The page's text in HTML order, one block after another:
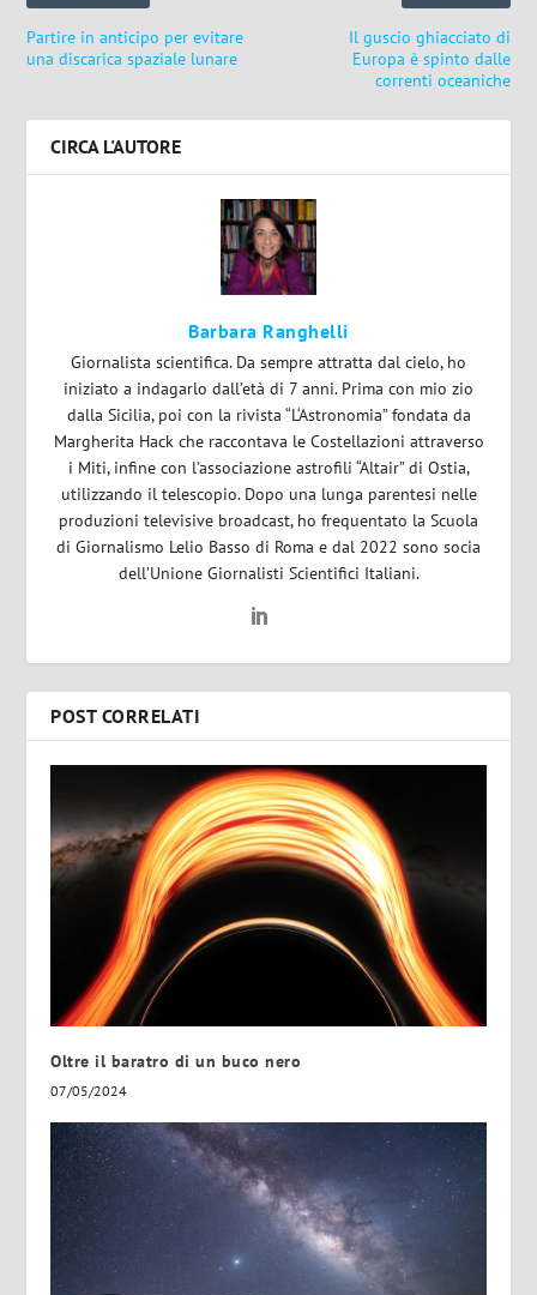
Partire in anticipo per evitare
una discarica spaziale lunare
Il guscio ghiacciato di
Europa è spinto dalle
correnti oceaniche
CIRCA L'AUTORE
Barbara Ranghelli
Giornalista scientifica. Da sempre attratta dal cielo, ho
iniziato a indagarlo dall’età di 7 anni. Prima con mio zio
dalla Sicilia, poi con la rivista “L‘Astronomia” fondata da
Margherita Hack che raccontava le Costellazioni attraverso
i Miti, infine con l’associazione astrofili “Altair” di Ostia,
utilizzando il telescopio. Dopo una lunga parentesi nelle
produzioni televisive broadcast, ho frequentato la Scuola
di Giornalismo Lelio Basso di Roma e dal 2022 sono socia
dell’Unione Giornalisti Scientifici Italiani.
POST CORRELATI
Oltre il baratro di un buco nero
07/05/2024